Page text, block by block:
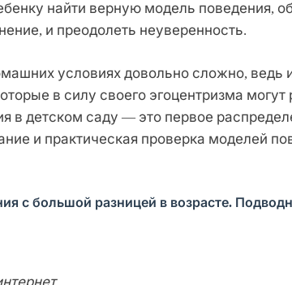
найти верную модель поведения,
и преодолеть неуверенность.
условиях довольно сложно, ведь
в силу своего эгоцентризма
в детском саду — это первое
и практическая проверка моделей
с большой разницей в возрасте.